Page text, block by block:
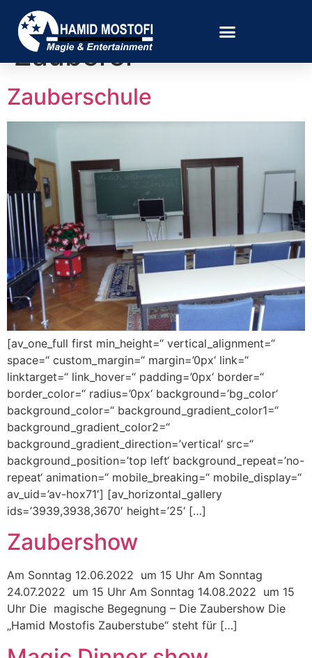
Schlagwort:
Zauberer
Zauberschule
[av_one_full first min_height=“ vertical_alignment=“
space=“ custom_margin=“ margin=’0px‘ link=“
linktarget=“ link_hover=“ padding=’0px‘ border=“
border_color=“ radius=’0px‘ background=’bg_color‘
background_color=“ background_gradient_color1=“
background_gradient_color2=“
background_gradient_direction=’vertical‘ src=“
background_position=’top left‘ background_repeat=’no-
repeat‘ animation=“ mobile_breaking=“ mobile_display=“
av_uid=’av-hox71′] [av_horizontal_gallery
ids=’3939,3938,3670′ height=’25‘ […]
Zaubershow
Am Sonntag 12.06.2022 um 15 Uhr Am Sonntag
24.07.2022 um 15 Uhr Am Sonntag 14.08.2022 um 15
Uhr Die magische Begegnung – Die Zaubershow Die
„Hamid Mostofis Zauberstube“ steht für […]